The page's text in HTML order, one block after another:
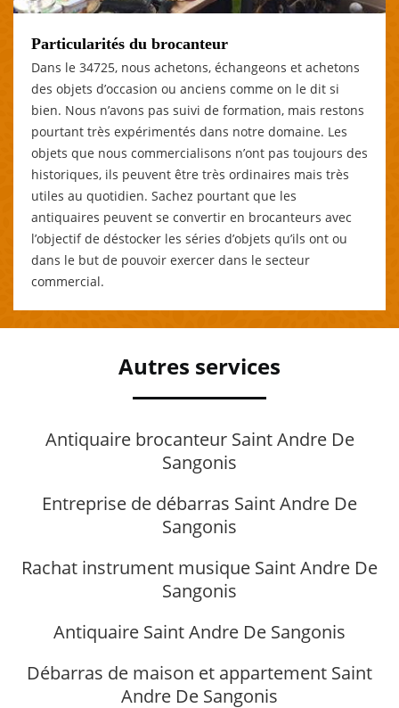
Particularités du brocanteur
Dans le 34725, nous achetons, échangeons et achetons
des objets d’occasion ou anciens comme on le dit si
bien. Nous n’avons pas suivi de formation, mais restons
pourtant très expérimentés dans notre domaine. Les
objets que nous commercialisons n’ont pas toujours des
historiques, ils peuvent être très ordinaires mais très
utiles au quotidien. Sachez pourtant que les
antiquaires peuvent se convertir en brocanteurs avec
l’objectif de déstocker les séries d’objets qu’ils ont ou
dans le but de pouvoir exercer dans le secteur
commercial.
Autres services
Antiquaire brocanteur Saint Andre De
Sangonis
Entreprise de débarras Saint Andre De
Sangonis
Rachat instrument musique Saint Andre De
Sangonis
Antiquaire Saint Andre De Sangonis
Débarras de maison et appartement Saint
Andre De Sangonis